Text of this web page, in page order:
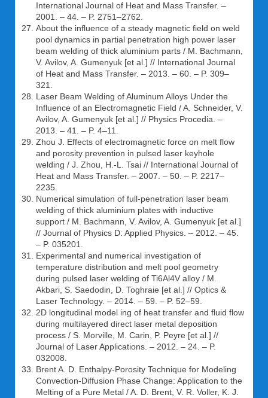
International Journal of Heat and Mass Transfer. –
2001. – 44. – P. 2751–2762.
About the influence of a steady magnetic field on weld
pool dynamics in partial penetration high power laser
beam welding of thick aluminium parts / M. Bachmann,
V. Avilov, A. Gumenyuk [et al.] // International Journal
of Heat and Mass Transfer. – 2013. – 60. – P. 309–
321.
Laser Beam Welding of Aluminum Alloys Under the
Influence of an Electromagnetic Field / A. Schneider, V.
Avilov, A. Gumenyuk [et al.] // Physics Procedia. –
2013. – 41. – P. 4–11.
Zhou J. Effects of electromagnetic force on melt flow
and porosity prevention in pulsed laser keyhole
welding / J. Zhou, H.-L. Tsai // International Journal of
Heat and Mass Transfer. – 2007. – 50. – P. 2217–
2235.
Numerical simulation of full-penetration laser beam
welding of thick aluminium plates with inductive
support / M. Bachmann, V. Avilov, A. Gumenyuk [et al.]
// Journal of Physics D: Applied Physics. – 2012. – 45.
– P. 035201.
Experimental and numerical investigation of
temperature distribution and melt pool geometry
during pulsed laser welding of Ti6Al4V alloy / M.
Akbari, S. Saedodin, D. Toghraie [et al.] // Optics &
Laser Technology. – 2014. – 59. – P. 52–59.
2D longitudinal model ing of heat transfer and fluid flow
during multilayered direct laser metal deposition
process / S. Morville, M. Carin, P. Peyre [et al.] //
Journal of Laser Applications. – 2012. – 24. – P.
032008.
Brent A. D. Enthalpy-Porosity Technique for Modeling
Convection-Diffusion Phase Change: Application to the
Melting of a Pure Metal / A. D. Brent, V. R. Voller, K. J.